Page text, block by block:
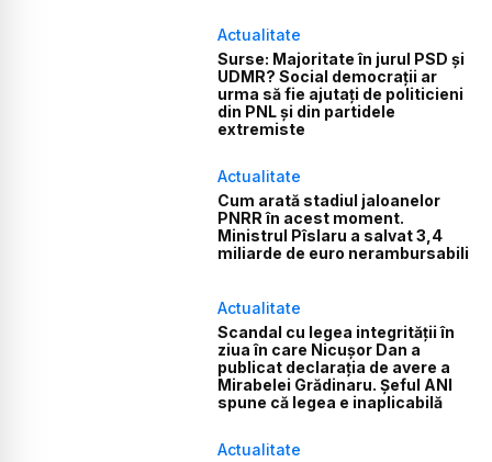
Actualitate
Surse: Majoritate în jurul PSD și
UDMR? Social democrații ar
urma să fie ajutați de politicieni
din PNL și din partidele
extremiste
Actualitate
Cum arată stadiul jaloanelor
PNRR în acest moment.
Ministrul Pîslaru a salvat 3,4
miliarde de euro nerambursabili
Actualitate
Scandal cu legea integrității în
ziua în care Nicușor Dan a
publicat declarația de avere a
Mirabelei Grădinaru. Șeful ANI
spune că legea e inaplicabilă
Actualitate